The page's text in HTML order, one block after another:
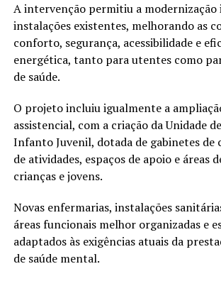
A intervenção permitiu a modernização
instalações existentes, melhorando as
conforto, segurança, acessibilidade e
energética, tanto para utentes como
de saúde.
O projeto incluiu igualmente a
assistencial, com a criação da Unidade
Infanto Juvenil, dotada de gabinetes de
de atividades, espaços de apoio e áreas
crianças e jovens.
Novas enfermarias, instalações
áreas funcionais melhor organizadas e
adaptados às exigências atuais da
de saúde mental.